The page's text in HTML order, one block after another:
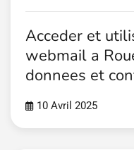
Acceder et
webmail a
donnees et
10 Avril 2025